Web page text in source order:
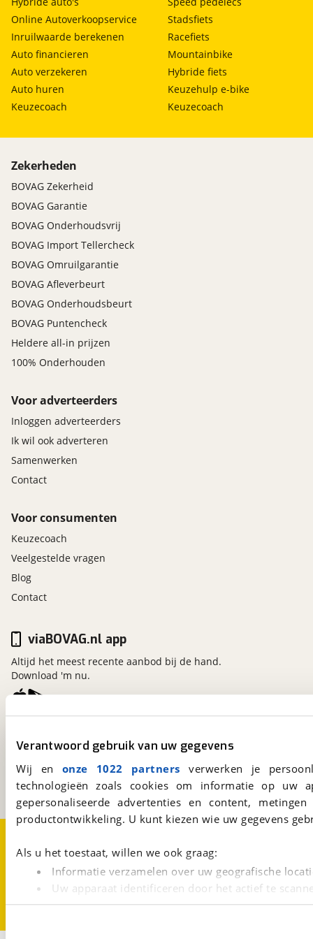
Verantwoord gebruik van uw gegevens
Wij en onze 1022 partners verwerken je
technologieën zoals cookies om informatie op
gepersonaliseerde advertenties en content,
productontwikkeling. U kunt kiezen wie uw gegevens
Als u het toestaat, willen we ook graag:
Informatie verzamelen over uw geografische
Uw apparaat identificeren door het actief te
Lees meer over hoe uw persoonlijke gegevens worden
Online Autoverkoopservice
Inruilwaarde berekenen
Auto financieren
Auto verzekeren
Auto huren
Keuzecoach
Stadsfiets
Racefiets
Mountainbike
Hybride fiets
Keuzehulp e-bike
Keuzecoach
Zekerheden
BOVAG Zekerheid
BOVAG Garantie
BOVAG Onderhoudsvrij
BOVAG Import Tellercheck
BOVAG Omruilgarantie
BOVAG Afleverbeurt
BOVAG Onderhoudsbeurt
BOVAG Puntencheck
Heldere all-in prijzen
100% Onderhouden
Voor adverteerders
Inloggen adverteerders
Ik wil ook adverteren
Samenwerken
Contact
Voor consumenten
Keuzecoach
Veelgestelde vragen
Blog
Contact
Kosterijland15
Een initiatief van
BOVAG
viaBOVAG.nl app
Altijd het meest recente aanbod bij de hand.
Download 'm nu.
CookievoorkeurenVacatures